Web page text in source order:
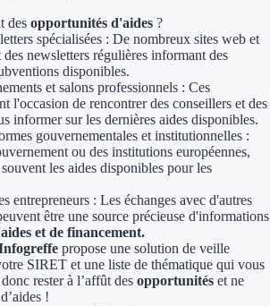
Aides Région
Aides Région
Aides Région
Outre-mer
Aides Région
Aides Région
Aides Région
des opportunités d'aides ?
spécialisées : De nombreux sites web et
newsletters régulières informant des
disponibles.
et salons professionnels : Ces
l'occasion de rencontrer des conseillers et des
informer sur les dernières aides disponibles.
gouvernementales et institutionnelles :
ou des institutions européennes,
les aides disponibles pour les
entrepreneurs : Les échanges avec d'autres
être une source précieuse d'informations
et de financement.
propose une solution de veille
SIRET et une liste de thématique qui vous
rester à l’affût des opportunités et ne
!